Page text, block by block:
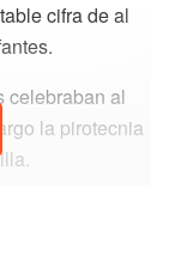
cifra de al
celebraban al
la pirotecnia